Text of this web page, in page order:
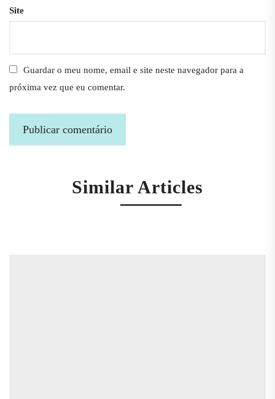
Site
Guardar o meu nome, email e site neste navegador para a
próxima vez que eu comentar.
Similar Articles